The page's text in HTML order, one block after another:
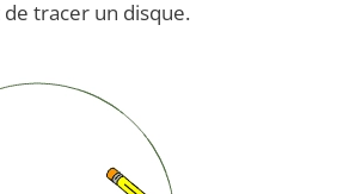
tracer un disque.